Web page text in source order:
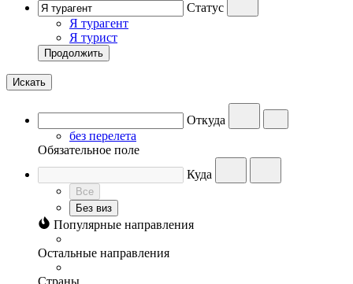
Статус
Я турагент
Я турист
Продолжить
Искать
Откуда
без перелета
Обязательное поле
Куда
Все
Без виз
Популярные направления
Остальные направления
Страны